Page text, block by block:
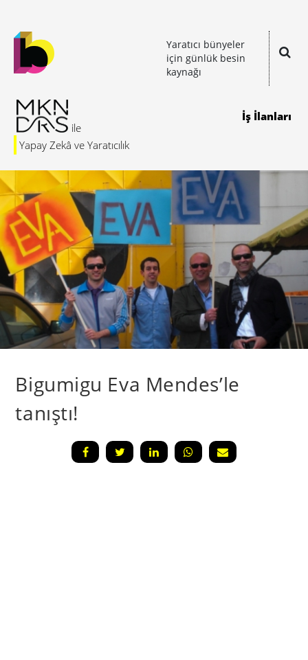
Yaratıcı bünyeler
için günlük besin
kaynağı
Yapay Zekâ ve Yaratıcılık
İş İlanları
Bigumigu Eva Mendes’le
tanıştı!